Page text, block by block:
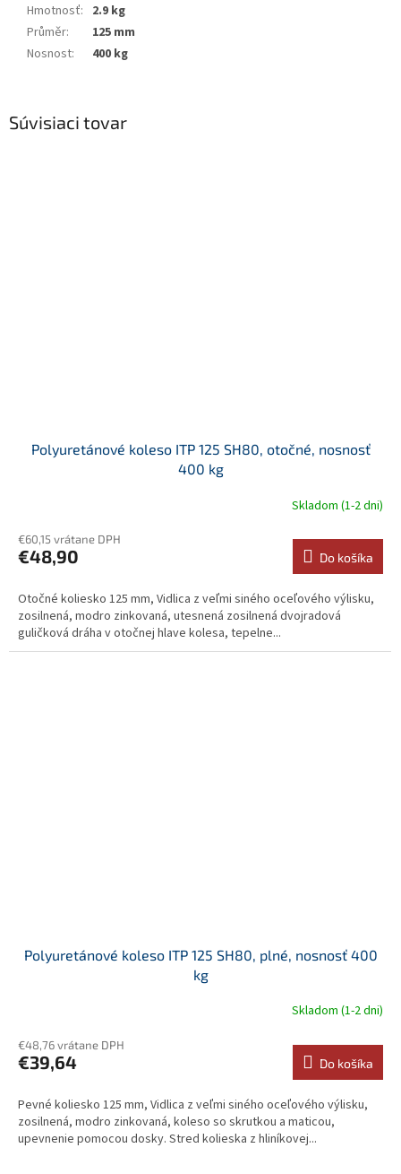
Súvisiaci tovar
Polyuretánové koleso ITP 125 SH80, otočné, nosnosť
400 kg
Skladom (1-2 dni)
€60,15 vrátane DPH
€48,90 Do košíka
Otočné koliesko 125 mm, Vidlica z veľmi siného oceľového výlisku,
zosilnená, modro zinkovaná, utesnená zosilnená dvojradová
guličková dráha v otočnej hlave kolesa, tepelne...
Polyuretánové koleso ITP 125 SH80, plné, nosnosť 400
kg
Skladom (1-2 dni)
€48,76 vrátane DPH
€39,64 Do košíka
Pevné koliesko 125 mm, Vidlica z veľmi siného oceľového výlisku,
zosilnená, modro zinkovaná, koleso so skrutkou a maticou,
upevnenie pomocou dosky. Stred kolieska z hliníkovej...
Hmotnosť: 2.9 kg
Průměr:
125 mm
Nosnost: 400 kg